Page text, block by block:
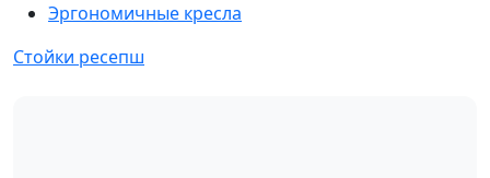
Эргономичные кресла
Стойки ресепш